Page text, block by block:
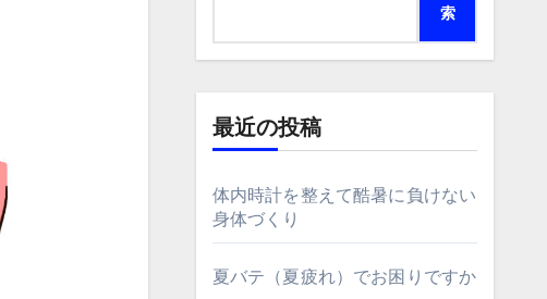
索
最近の投稿
体内時計を整えて酷暑に負けない
身体づくり
夏バテ（夏疲れ）でお困りですか